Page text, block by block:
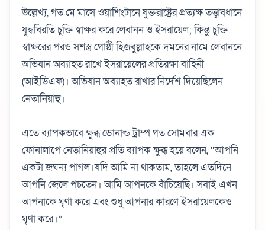
উল্লেখ্য, গত মে মাসে ওয়াশিংটানে যুক্তরাষ্ট্রের প্রত্যক্ষ তত্ত্বাবধানে
যুদ্ধবিরতি চুক্তি স্বাক্ষর করে লেবানন ও ইসরায়েল; কিন্তু চুক্তি
স্বাক্ষরের পরও সশস্ত্র গোষ্ঠী হিজবুল্লাহকে দমনের নামে লেবাননে
অভিযান অব্যাহত রাখে ইসরায়েলের প্রতিরক্ষা বাহিনী
(আইডিএফ)। অভিযান অব্যাহত রাখার নির্দেশ দিয়েছিলেন
নেতানিয়াহু।
এতে ব্যাপকভাবে ক্ষুব্ধ ডোনাল্ড ট্রাম্প গত সোমবার এক
ফোনালাপে নেতানিয়াহুর প্রতি ব্যাপক ক্ষুব্ধ হয়ে বলেন, “আপনি
একটা জঘন্য পাগল।যদি আমি না থাকতাম, তাহলে এতদিনে
আপনি জেলে পচতেন। আমি আপনকে বাঁচিয়েছি। সবাই এখন
আপনাকে ঘৃণা করে এবং শুধু আপনার কারণে ইসরায়েলকেও
ঘৃণা করে।”